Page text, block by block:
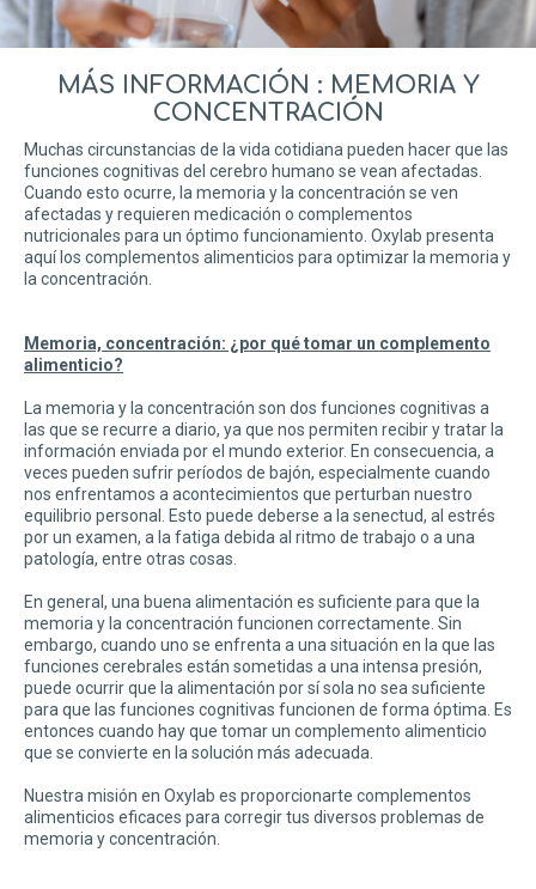
MÁS INFORMACIÓN : MEMORIA Y
CONCENTRACIÓN
Muchas circunstancias de la vida cotidiana pueden hacer que las
funciones cognitivas del cerebro humano se vean afectadas.
Cuando esto ocurre, la memoria y la concentración se ven
afectadas y requieren medicación o complementos
nutricionales para un óptimo funcionamiento. Oxylab presenta
aquí los complementos alimenticios para optimizar la memoria y
la concentración.
Memoria, concentración: ¿por qué tomar un complemento
alimenticio?
La memoria y la concentración son dos funciones cognitivas a
las que se recurre a diario, ya que nos permiten recibir y tratar la
información enviada por el mundo exterior. En consecuencia, a
veces pueden sufrir períodos de bajón, especialmente cuando
nos enfrentamos a acontecimientos que perturban nuestro
equilibrio personal. Esto puede deberse a la senectud, al estrés
por un examen, a la fatiga debida al ritmo de trabajo o a una
patología, entre otras cosas.
En general, una buena alimentación es suficiente para que la
memoria y la concentración funcionen correctamente. Sin
embargo, cuando uno se enfrenta a una situación en la que las
funciones cerebrales están sometidas a una intensa presión,
puede ocurrir que la alimentación por sí sola no sea suficiente
para que las funciones cognitivas funcionen de forma óptima. Es
entonces cuando hay que tomar un complemento alimenticio
que se convierte en la solución más adecuada.
Nuestra misión en Oxylab es proporcionarte complementos
alimenticios eficaces para corregir tus diversos problemas de
memoria y concentración.